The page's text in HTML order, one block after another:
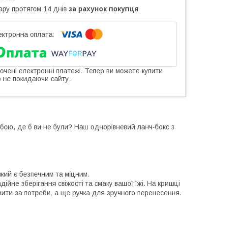
протягом 14 днів за рахунок покупця
електронні платежі. Тепер ви можете купити
не покидаючи сайту.
де б ви не були? Наш однорівневий ланч-бокс з
є безпечним та міцним.
зберігання свіжості та смаку вашої їжі. На кришці
за потреби, а ще ручка для зручного перенесення.